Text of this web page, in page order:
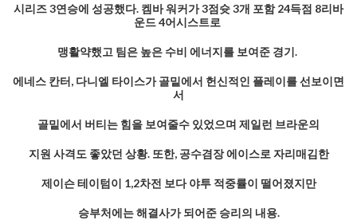
시리즈 3연승에 성공했다. 켐바 워커가 3점슛 3개 포함 24득점 8리바
운드 4어시스트로
맹활약했고 팀은 높은 수비 에너지를 보여준 경기.
에네스 칸터, 다니엘 타이스가 골밑에서 헌신적인 플레이를 선보이면
서
골밑에서 버티는 힘을 보여줄수 있었으며 제일런 브라운의
지원 사격도 좋았던 상황. 또한, 공수겸장 에이스로 자리매김한
제이슨 테이텀이 1,2차전 보다 야투 적중률이 떨어졌지만
승부처에는 해결사가 되어준 승리의 내용.